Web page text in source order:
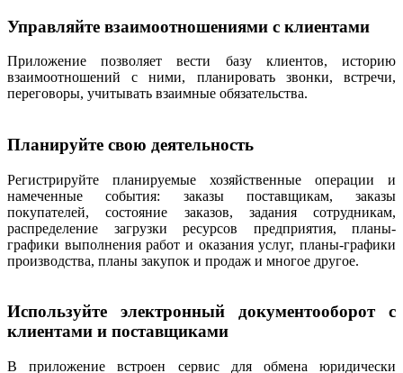
Управляйте взаимоотношениями с клиентами
Приложение позволяет вести базу клиентов, историю
взаимоотношений с ними, планировать звонки, встречи,
переговоры, учитывать взаимные обязательства.
Планируйте свою деятельность
Регистрируйте планируемые хозяйственные операции и
намеченные события: заказы поставщикам, заказы
покупателей, состояние заказов, задания сотрудникам,
распределение загрузки ресурсов предприятия, планы-
графики выполнения работ и оказания услуг, планы-графики
производства, планы закупок и продаж и многое другое.
Используйте электронный документооборот с
клиентами и поставщиками
В приложение встроен сервис для обмена юридически